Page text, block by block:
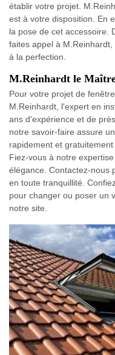
établir votre projet.
est à votre disposition. En
la pose de cet accessoire.
faites appel à
à la perfection.
M.Reinhardt le
Pour votre projet de
M.Reinhardt, l'expert en
ans d'expérience et de
notre savoir-faire assure
rapidement et
Fiez-vous à notre
élégance. Contactez-nous
en toute tranquillité.
pour changer ou poser un
notre site.